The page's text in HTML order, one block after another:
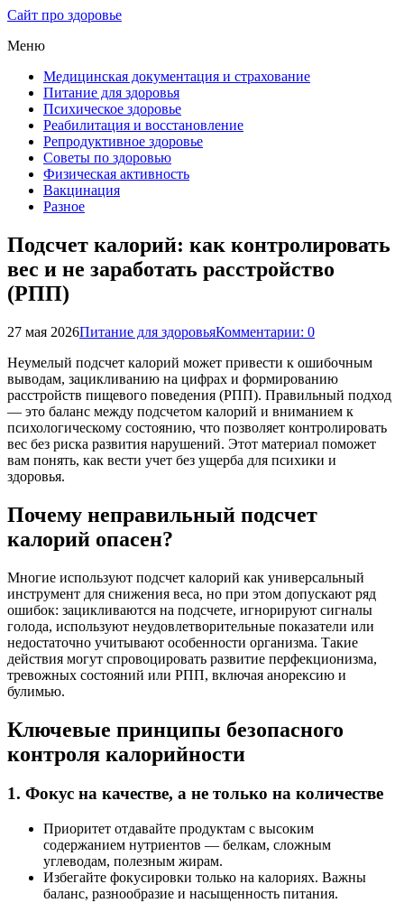
Сайт про здоровье
Меню
Медицинская документация и страхование
Питание для здоровья
Психическое здоровье
Реабилитация и восстановление
Репродуктивное здоровье
Советы по здоровью
Физическая активность
Вакцинация
Разное
Подсчет калорий: как контролировать
вес и не заработать расстройство
(РПП)
27 мая 2026Питание для здоровьяКомментарии: 0
Неумелый подсчет калорий может привести к ошибочным
выводам, зацикливанию на цифрах и формированию
расстройств пищевого поведения (РПП). Правильный подход
— это баланс между подсчетом калорий и вниманием к
психологическому состоянию, что позволяет контролировать
вес без риска развития нарушений. Этот материал поможет
вам понять, как вести учет без ущерба для психики и
здоровья.
Почему неправильный подсчет
калорий опасен?
Многие используют подсчет калорий как универсальный
инструмент для снижения веса, но при этом допускают ряд
ошибок: зацикливаются на подсчете, игнорируют сигналы
голода, используют неудовлетворительные показатели или
недостаточно учитывают особенности организма. Такие
действия могут спровоцировать развитие перфекционизма,
тревожных состояний или РПП, включая анорексию и
булимью.
Ключевые принципы безопасного
контроля калорийности
1. Фокус на качестве, а не только на количестве
Приоритет отдавайте продуктам с высоким
содержанием нутриентов — белкам, сложным
углеводам, полезным жирам.
Избегайте фокусировки только на калориях. Важны
баланс, разнообразие и насыщенность питания.